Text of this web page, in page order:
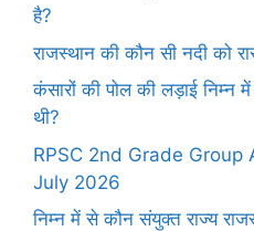
है?
राजस्थान की कौन सी नदी को
कंसारों की पोल की लड़ाई निम्न
थी?
RPSC 2nd Grade Group
July 2026
निम्न में से कौन संयुक्त राज्य